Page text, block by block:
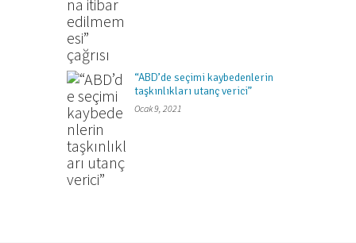
“ABD’de seçimi kaybedenlerin
taşkınlıkları utanç verici”
Ocak 9, 2021